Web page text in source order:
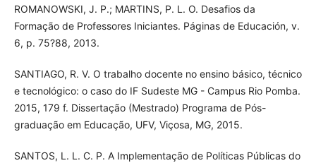
ROMANOWSKI, J. P.; MARTINS, P. L. O. Desafios da
Formação de Professores Iniciantes. Páginas de Educación, v.
6, p. 75?88, 2013.
SANTIAGO, R. V. O trabalho docente no ensino básico, técnico
e tecnológico: o caso do IF Sudeste MG - Campus Rio Pomba.
2015, 179 f. Dissertação (Mestrado) Programa de Pós-
graduação em Educação, UFV, Viçosa, MG, 2015.
SANTOS, L. L. C. P. A Implementação de Políticas Públicas do